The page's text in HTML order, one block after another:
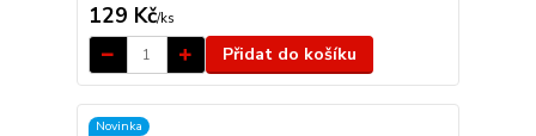
129 Kč/ks
Přidat do košíku
Novinka